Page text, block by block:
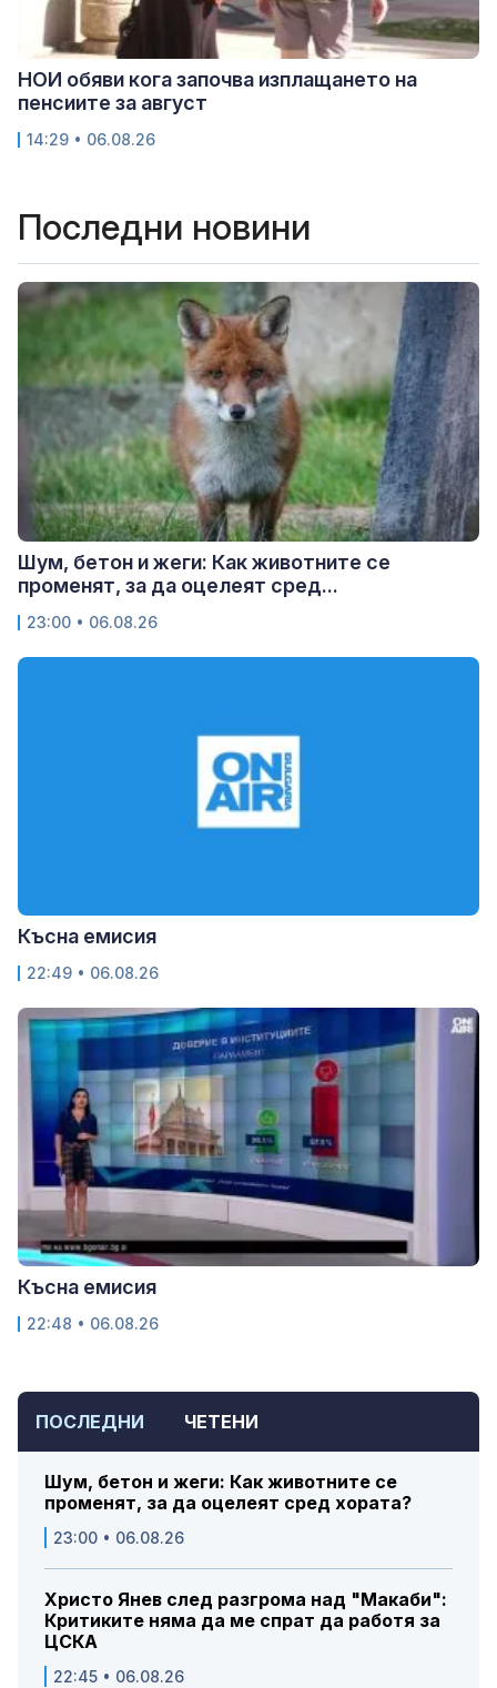
ПОСЛЕДНИ ЧЕТЕНИ
Шум, бетон и жеги: Как животните се
променят, за да оцелеят сред хората?
23:00 • 06.08.26
Христо Янев след разгрома над "Макаби":
Критиките няма да ме спрат да работя за
ЦСКА
22:45 • 06.08.26
НОИ обяви кога започва изплащането на
пенсиите за август
14:29 • 06.08.26
Последни новини
Шум, бетон и жеги: Как животните се
променят, за да оцелеят сред...
23:00 • 06.08.26
Късна емисия
22:49 • 06.08.26
Късна емисия
22:48 • 06.08.26